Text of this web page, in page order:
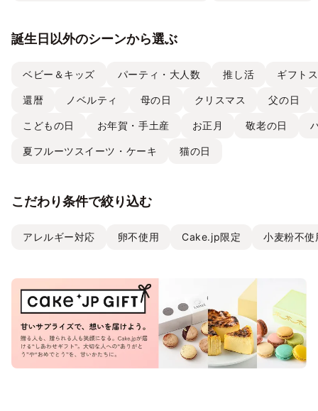
誕生日以外のシーンから選ぶ
ベビー＆キッズ パーティ・大人数 推し活 ギフト
還暦 ノベルティ 母の日 クリスマス 父の日
こどもの日 お年賀・手土産 お正月 敬老の日
夏フルーツスイーツ・ケーキ 猫の日
こだわり条件で絞り込む
アレルギー対応 卵不使用 Cake.jp限定 小麦粉不使